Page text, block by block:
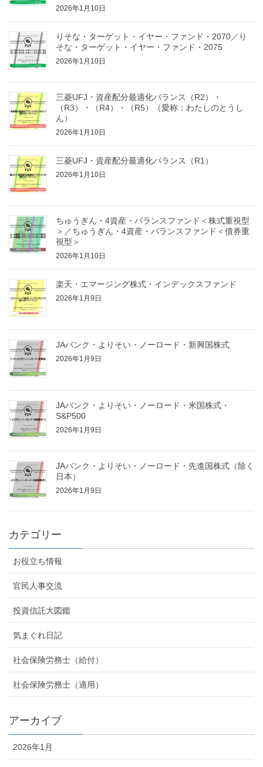
2026年1月10日
りそな・ターゲット・イヤー・ファンド・2070／り
そな・ターゲット・イヤー・ファンド・2075
2026年1月10日
三菱UFJ・資産配分最適化バランス（R2）・
（R3）・（R4）・（R5）（愛称：わたしのとうし
ん）
2026年1月10日
三菱UFJ・資産配分最適化バランス（R1）
2026年1月10日
ちゅうぎん・4資産・バランスファンド＜株式重視型
＞／ちゅうぎん・4資産・バランスファンド＜債券重
視型＞
2026年1月10日
楽天・エマージング株式・インデックスファンド
2026年1月9日
JAバンク・よりそい・ノーロード・新興国株式
2026年1月9日
JAバンク・よりそい・ノーロード・米国株式・
S&P500
2026年1月9日
JAバンク・よりそい・ノーロード・先進国株式（除く
日本）
2026年1月9日
カテゴリー
お役立ち情報
官民人事交流
投資信託大図鑑
気まぐれ日記
社会保険労務士（給付）
社会保険労務士（適用）
アーカイブ
2026年1月